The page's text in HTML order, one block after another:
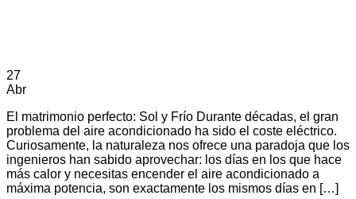
27
Abr
El matrimonio perfecto: Sol y Frío Durante décadas, el gran
problema del aire acondicionado ha sido el coste eléctrico.
Curiosamente, la naturaleza nos ofrece una paradoja que los
ingenieros han sabido aprovechar: los días en los que hace
más calor y necesitas encender el aire acondicionado a
máxima potencia, son exactamente los mismos días en […]